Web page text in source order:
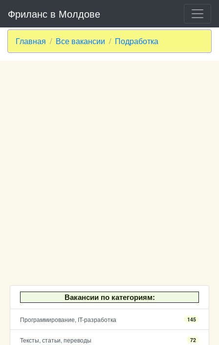
Фриланс в Молдове
Главная Все вакансии Подработка
Вакансии по категориям:
Программирование, IT-разработка 145
Тексты, статьи, переводы 72